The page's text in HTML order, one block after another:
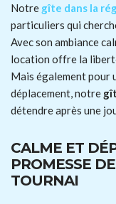
Notre gîte dans la
particuliers qui
Avec son ambiance
location offre la
Mais également pour
déplacement, notre
détendre après une
CALME ET
PROMESSE
TOURNAI